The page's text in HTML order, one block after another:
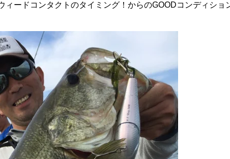
ィードコンタクトのタイミング！からのGOODコンディシ